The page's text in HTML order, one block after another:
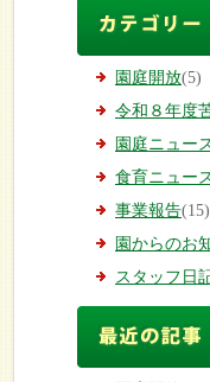
園庭開放(5)
令和８年度
園庭ニュー
食育ニュー
事業報告(15)
園からのお
スタッフ日